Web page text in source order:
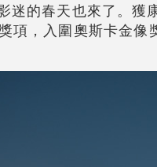
迷的春天也來了。獲
項，入圍奧斯卡金